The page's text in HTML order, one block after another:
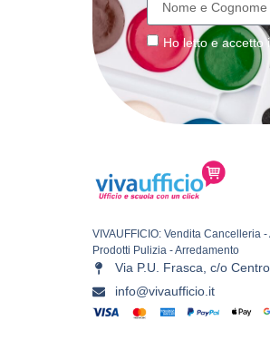
Ho letto e accetto
VIVAUFFICIO: Vendita Cancelleria
Prodotti Pulizia - Arredamento
Via P.U. Frasca, c/o
info@vivaufficio.it